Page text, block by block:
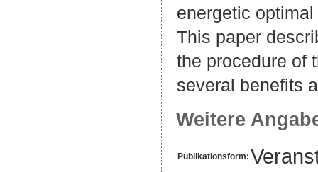
energetic
This paper
the procedure of
several benefits
Weitere
Publikationsform: